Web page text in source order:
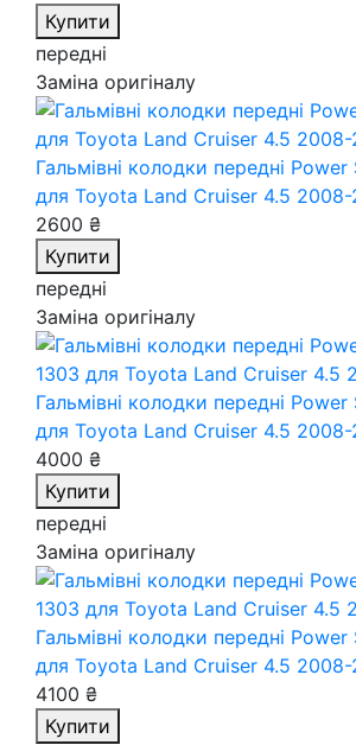
Купити
передні
Заміна оригіналу
Гальмівні колодки передні
для Toyota Land Cruiser 4.5
2600 ₴
Купити
передні
Заміна оригіналу
Гальмівні колодки передні
для Toyota Land Cruiser 4.5
4000 ₴
Купити
передні
Заміна оригіналу
Гальмівні колодки передні
для Toyota Land Cruiser 4.5
4100 ₴
Купити